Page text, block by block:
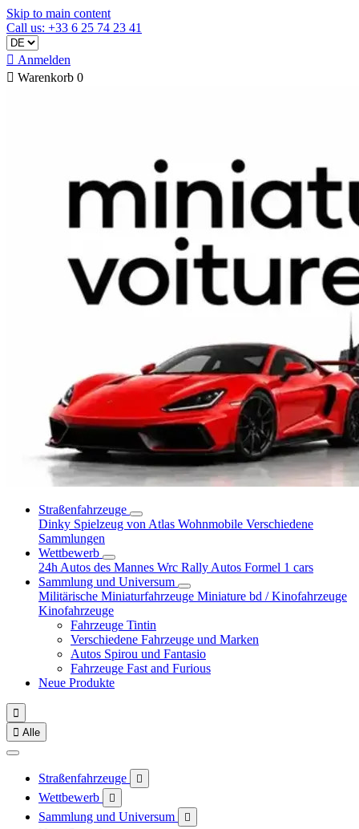
Skip to main content
Call us: +33 6 25 74 23 41
 Anmelden
 Warenkorb 0
Straßenfahrzeuge
Dinky Spielzeug von Atlas Wohnmobile Verschiedene
Sammlungen
Wettbewerb
24h Autos des Mannes Wrc Rally Autos Formel 1 cars
Sammlung und Universum
Militärische Miniaturfahrzeuge Miniature bd / Kinofahrzeuge
Kinofahrzeuge
Fahrzeuge Tintin
Verschiedene Fahrzeuge und Marken
Autos Spirou und Fantasio
Fahrzeuge Fast and Furious
Neue Produkte

 Alle
Straßenfahrzeuge 
Wettbewerb 
Sammlung und Universum 